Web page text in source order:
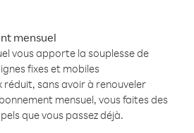
mensuel
vous apporte la souplesse de
fixes et mobiles
sans avoir à renouveler
mensuel, vous faites des
que vous passez déjà.